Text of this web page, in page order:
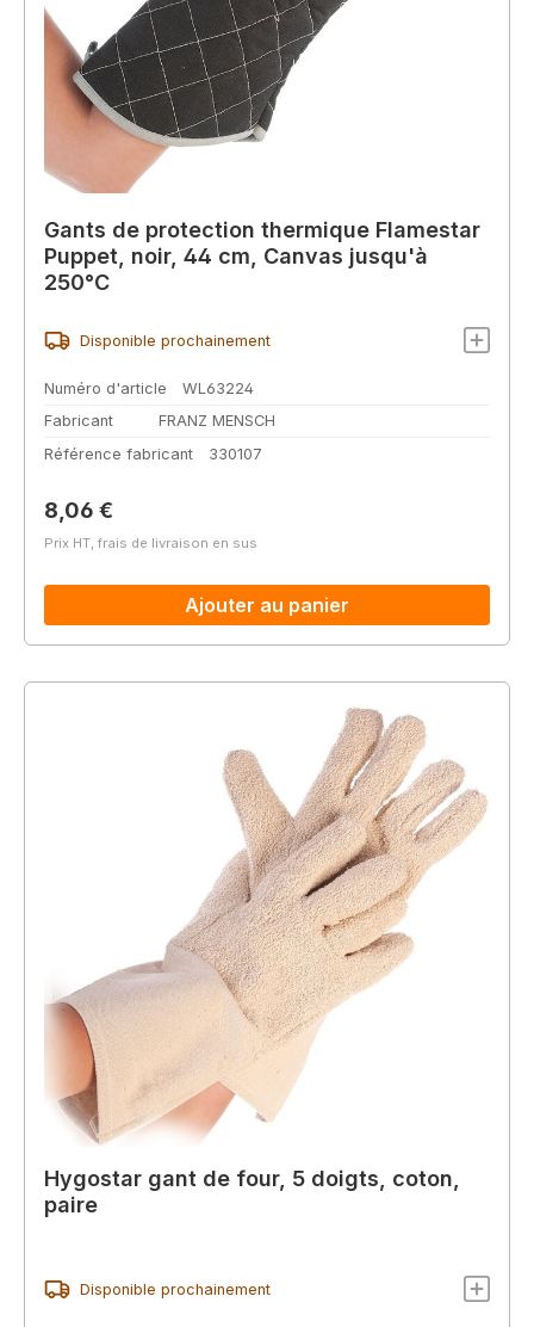
Gants de protection thermique Flamestar
Puppet, noir, 44 cm, Canvas jusqu'à
250°C
Disponible prochainement
Numéro d'article
WL63224
Fabricant
FRANZ MENSCH
Référence fabricant
330107
Prix régulier :
8,06 €
Prix HT, frais de livraison en sus
Ajouter au panier
Hygostar gant de four, 5 doigts, coton,
paire
Disponible prochainement